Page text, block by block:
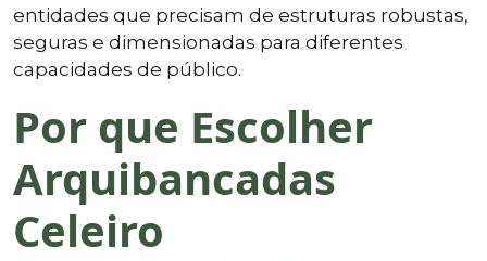
entidades que precisam de estruturas robustas,
seguras e dimensionadas para diferentes
capacidades de público.
Por que Escolher
Arquibancadas
Celeiro